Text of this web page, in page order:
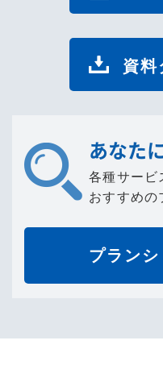
資料
あなた
各種サービ
おすすめの
プラン